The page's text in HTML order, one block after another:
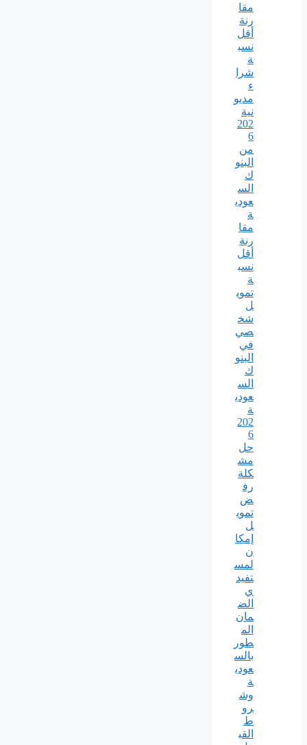
مقا
رنة
أقل
نسب
ة
شرا
ء
مديو
نية
202
6
من
البنو
ك
الس
عودي
ة
مقا
رنة
أقل
نسب
ة
تموي
ل
شخ
صي
في
البنو
ك
الس
عودي
ة
202
6
حل
مش
كلة
رف
ض
تموي
ل
إمكا
ن
لمس
تفيد
ي
الض
مان
الم
طور
بالس
عودي
ة
وش
رو
ط
القب